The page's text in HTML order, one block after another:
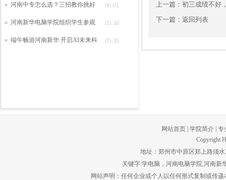
河南中专怎么选？三招教你挑好 06-01
河南新华电脑学院组织学生参观 05-30
端午畅游河南新华 开启AI未来科 05-30
上一篇： 初三成绩不好
下一篇： 返回列表
网站首页 学院简介 专
Copyright
地址：郑州市中原区郑上路须水
关键字:学电脑，河南电脑学院,河南新
网站声明：任何企业或个人以任何形式复制或传